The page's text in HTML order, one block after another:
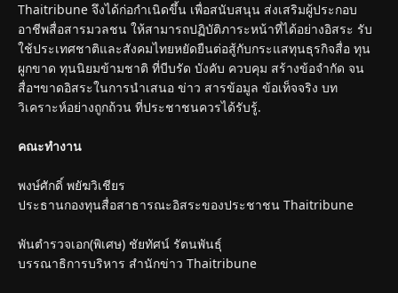
Thaitribune จึงได้ก่อกำเนิดขึ้น เพื่อสนับสนุน ส่งเสริมผู้ประกอบ
อาชีพสื่อสารมวลชน ให้สามารถปฏิบัติภาระหน้าที่ได้อย่างอิสระ รับ
ใช้ประเทศชาติและสังคมไทยหยัดยืนต่อสู้กับกระแสทุนธุรกิจสื่อ ทุน
ผูกขาด ทุนนิยมข้ามชาติ ที่บีบรัด บังคับ ควบคุม สร้างข้อจำกัด จน
สื่อฯขาดอิสระในการนำเสนอ ข่าว สารข้อมูล ข้อเท็จจริง บท
วิเคราะห์อย่างถูกถ้วน ที่ประชาชนควรได้รับรู้.
คณะทำงาน
พงษ์ศักดิ์ พยัฆวิเชียร
ประธานกองทุนสื่อสาธารณะอิสระของประชาชน Thaitribune
พันตำรวจเอก(พิเศษ) ชัยทัศน์ รัตนพันธุ์
บรรณาธิการบริหาร สำนักข่าว Thaitribune